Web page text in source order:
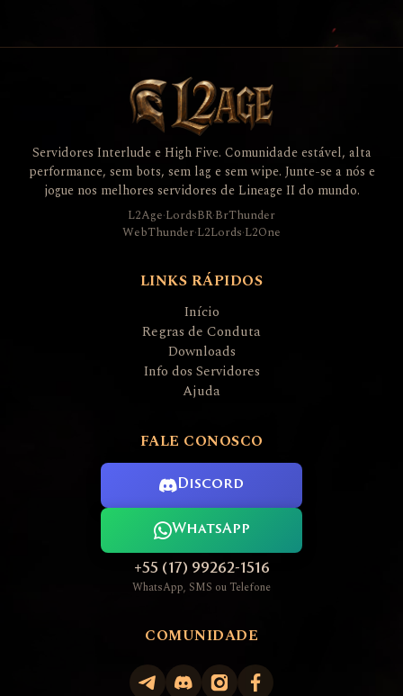
Servidores Interlude e High Five. Comunidade estável, alta
performance, sem bots, sem lag e sem wipe. Junte-se a nós e
jogue nos melhores servidores de Lineage II do mundo.
L2Age·LordsBR·BrThunder
WebThunder·L2Lords·L2One
LINKS RÁPIDOS
Início
Regras de Conduta
Downloads
Info dos Servidores
Ajuda
FALE CONOSCO
Discord
WhatsApp
+55 (17) 99262-1516
WhatsApp, SMS ou Telefone
COMUNIDADE